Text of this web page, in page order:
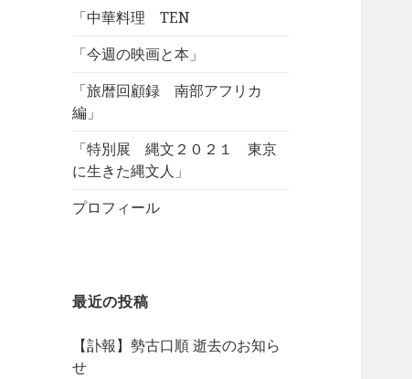
「中華料理 TEN
「今週の映画と本」
「旅暦回顧録 南部アフリカ
編」
「特別展 縄文２０２１ 東京
に生きた縄文人」
プロフィール
最近の投稿
【訃報】勢古口順 逝去のお知ら
せ